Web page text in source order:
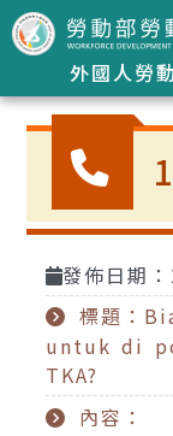
跳到主要內容區塊
外國人勞
發佈日期
標題：
untuk di
TKA?
內容：